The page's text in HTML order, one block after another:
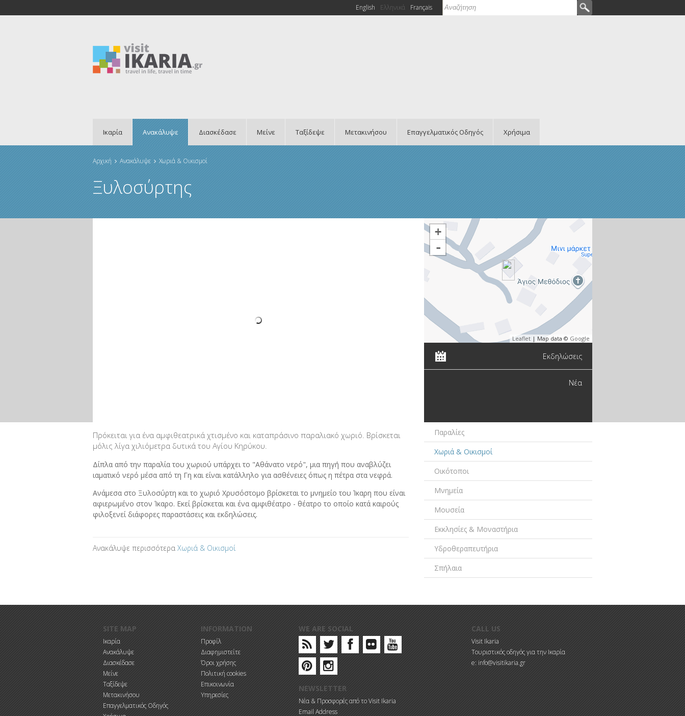
Φόρμα αναζήτησης
Αναζήτηση
English Ελληνικά Français
Ικαρία Ανακάλυψε Διασκέδασε Μείνε Ταξίδεψε Μετακινήσου Επαγγελματικός Οδηγός Χρήσιμα
Είστε εδώ
Αρχική Ανακάλυψε Χωριά & Οικισμοί
Ξυλοσύρτης
+
-
Leaflet| Map data © Google
Εκδηλώσεις
Νέα
Πρόκειται για ένα αμφιθεατρικά χτισμένο και καταπράσινο παραλιακό χωριό. Βρίσκεται
μόλις λίγα χιλιόμετρα δυτικά του Αγίου Κηρύκου.
Δίπλα από την παραλία του χωριού υπάρχει το "Αθάνατο νερό", μια πηγή που αναβλύζει
ιαματικό νερό μέσα από τη Γη και είναι κατάλληλο για ασθένειες όπως η πέτρα στα νεφρά.
Ανάμεσα στο Ξυλοσύρτη και το χωριό Χρυσόστομο βρίσκεται το μνημείο του Ίκαρη που είναι
αφιερωμένο στον Ίκαρο. Εκεί βρίσκεται και ένα αμφιθέατρο - θέατρο το οποίο κατά καιρούς
φιλοξενεί διάφορες παραστάσεις και εκδηλώσεις.
Ανακάλυψε περισσότερα Χωριά & Οικισμοί
Παραλίες
Χωριά & Οικισμοί
Οικότοποι
Μνημεία
Μουσεία
Εκκλησίες & Μοναστήρια
Υδροθεραπευτήρια
Σπήλαια
SITE MAP
Ικαρία
Ανακάλυψε
Διασκέδασε
Μείνε
Ταξίδεψε
Μετακινήσου
Επαγγελματικός Οδηγός
INFORMATION
Προφίλ
Διαφημιστείτε
Όροι χρήσης
Πολιτική cookies
Επικοινωνία
Υπηρεσίες
WE ARE SOCIAL
NEWSLETTER
Νέα & Προσφορές από το Visit Ikaria
Email Address
CALL US
Visit Ikaria
Τουριστικός οδηγός για την Ικαρία
e: info@visitikaria.gr